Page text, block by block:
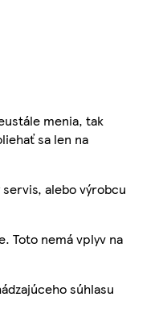
menia, tak
sa len na
alebo výrobcu
Toto nemá vplyv na
súhlasu